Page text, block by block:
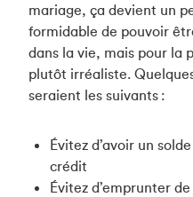
mariage, ça devient un
formidable de pouvoir
dans la vie, mais pour la
plutôt irréaliste.
seraient les suivants :
Évitez d’avoir un
crédit
Évitez d’emprunter